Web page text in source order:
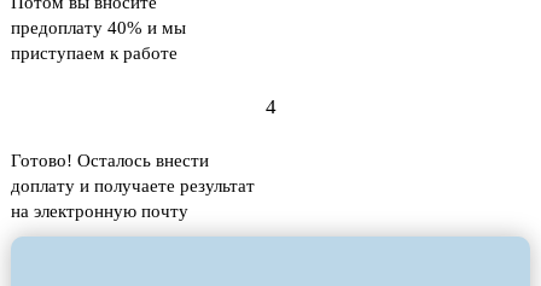
предоплату 40% и мы
приступаем к работе
4
Готово! Осталось внести
доплату и получаете результат
на электронную почту